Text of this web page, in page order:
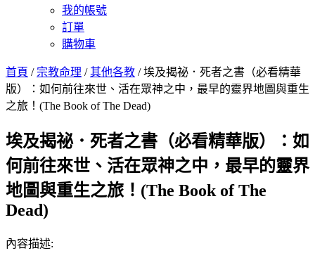
我的帳號
訂單
購物車
首頁 / 宗教命理 /其他各教 / 埃及揭祕．死者之書（必看精華
版）：如何前往來世、活在眾神之中，最早的靈界地圖與重生
之旅！(The Book of The Dead)
埃及揭祕．死者之書（必看精華版）：如
何前往來世、活在眾神之中，最早的靈界
地圖與重生之旅！(The Book of The
Dead)
內容描述: